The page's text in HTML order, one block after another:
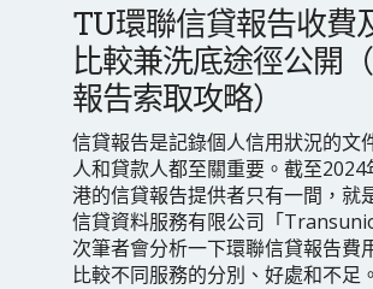
TU環聯信貸報告收費
比較兼洗底途徑公開
報告索取攻略）
信貸報告是記錄個人信用狀況的文
人和貸款人都至關重要。截至2024
港的信貸報告提供者只有一間，就
信貸資料服務有限公司「
次筆者會分析一下環聯信貸報告費
比較不同服務的分別、好處和不足。